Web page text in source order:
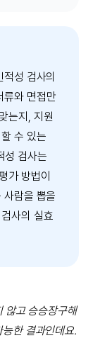
성 검사의
류와 면접만
는지, 지원
수 있는
성 검사는
가 방법이
사람을 뽑을
사의 실효
않고 승승장구해
한 결과인데요.